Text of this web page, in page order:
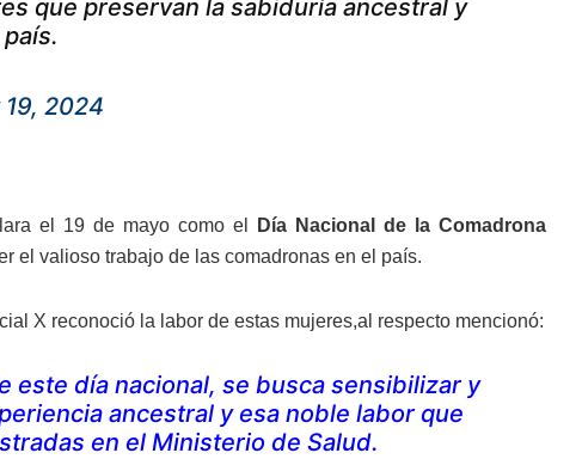
que preservan la sabiduría ancestral y
19, 2024
el 19 de mayo como el
Día Nacional de la Comadrona
el valioso trabajo de las comadronas en el país.
X reconoció la labor de estas mujeres,al respecto mencionó:
este día nacional, se busca sensibilizar y
ancestral y esa noble labor que
en el Ministerio de Salud.